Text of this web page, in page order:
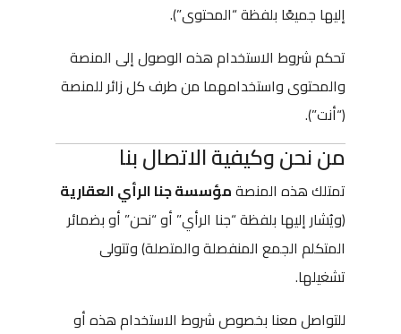
إليها جميعًا بلفظة “المحتوى”).
تحكم شروط الاستخدام هذه الوصول إلى المنصة
والمحتوى واستخدامهما من طرف كل زائر للمنصة
(“أنت”).
من نحن وكيفية الاتصال بنا
تمتلك هذه المنصةمؤسسة جنا الرأي العقارية
(ويُشار إليها بلفظة “جنا الرأي” أو “نحن” أو بضمائر
المتكلم الجمع المنفصلة والمتصلة) وتتولى
تشغيلها.
للتواصل معنا بخصوص شروط الاستخدام هذه أو